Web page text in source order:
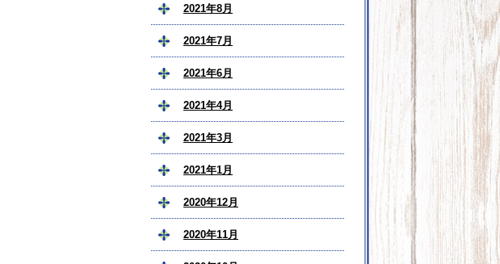
2021年8月
2021年7月
2021年6月
2021年4月
2021年3月
2021年1月
2020年12月
2020年11月